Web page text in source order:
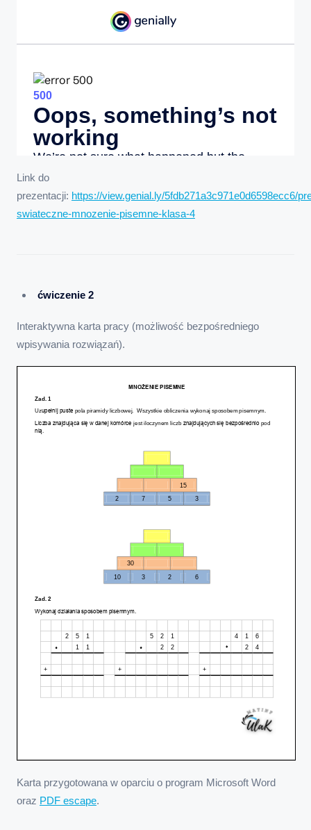
Link do
prezentacji: https://view.genial.ly/5fdb271a3c971e0d6598ecc6/
swiateczne-mnozenie-pisemne-klasa-4
ćwiczenie 2
Interaktywna karta pracy (możliwość bezpośredniego
wpisywania rozwiązań).
Karta przygotowana w oparciu o program Microsoft Word
oraz PDF escape.